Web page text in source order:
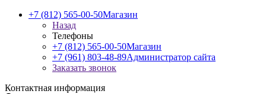
+7 (812) 565-00-50Магазин
Назад
Телефоны
+7 (812) 565-00-50Магазин
+7 (961) 803-48-89Администратор сайта
Заказать звонок
Контактная информация